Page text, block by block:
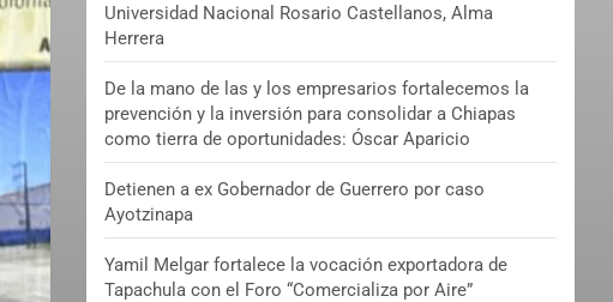
Universidad Nacional Rosario Castellanos, Alma
Herrera
De la mano de las y los empresarios fortalecemos la
prevención y la inversión para consolidar a Chiapas
como tierra de oportunidades: Óscar Aparicio
Detienen a ex Gobernador de Guerrero por caso
Ayotzinapa
Yamil Melgar fortalece la vocación exportadora de
Tapachula con el Foro “Comercializa por Aire”